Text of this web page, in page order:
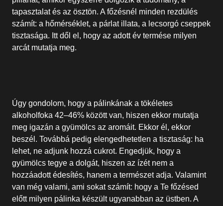
tapasztalat és az ösztön. A főzésnél minden rezdülés
számít: a hőmérséklet, a párlat illata, a lecsorgó cseppek
tisztasága. Itt dől el, hogy az adott év termése milyen
arcát mutatja meg.
Úgy gondolom, hogy a pálinkának a tökéletes
alkoholfoka 42–46% között van, hiszen ekkor mutatja
meg igazán a gyümölcs az aromáit. Ekkor él, ekkor
beszél. Továbbá pedig elengedhetetlen a tisztaság: ha
lehet, ne adjunk hozzá cukrot. Engedjük, hogy a
gyümölcs tegye a dolgát, hiszen az ízét nem a
hozzáadott édesítés, hanem a természet adja. Valamint
van még valami, ami sokat számít: hogy a Te főzésed
előtt milyen pálinka készült ugyanabban az üstben. A